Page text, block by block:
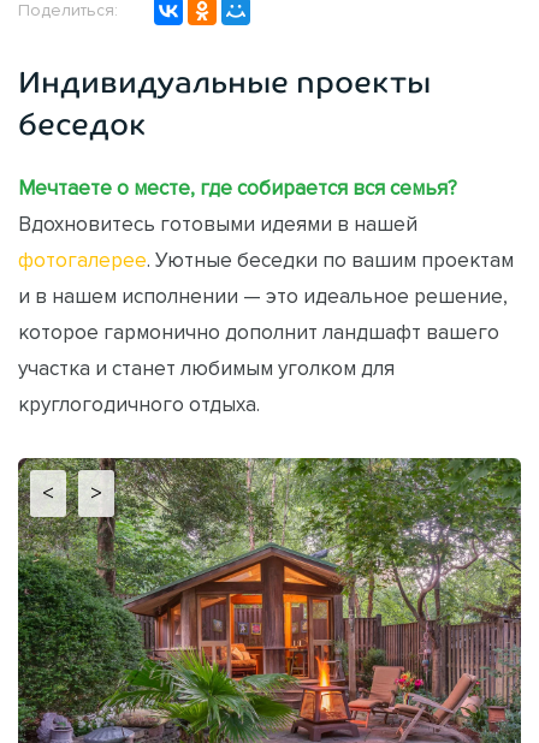
Поделиться:
Индивидуальные проекты
беседок
Мечтаете о месте, где собирается вся семья?
Вдохновитесь готовыми идеями в нашей
фотогалерее. Уютные беседки по вашим проектам
и в нашем исполнении — это идеальное решение,
которое гармонично дополнит ландшафт вашего
участка и станет любимым уголком для
круглогодичного отдыха.
< >